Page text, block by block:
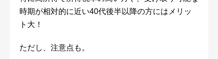
時期が相対的に近い40代後半以降の方にはメリッ
ト大！
ただし、注意点も。